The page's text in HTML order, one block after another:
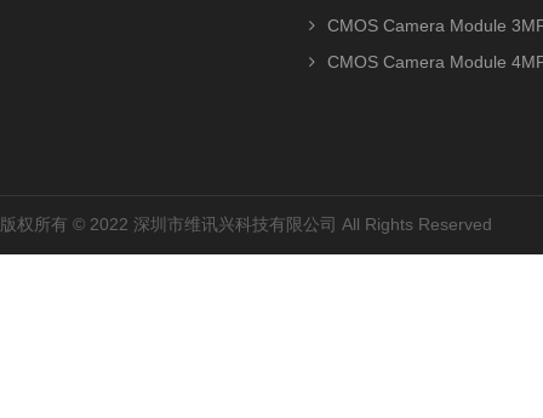
CMOS Camera Module
CMOS Camera Module
版权所有 © 2022 深圳市维讯兴科技有限公司 All Rights Reserved